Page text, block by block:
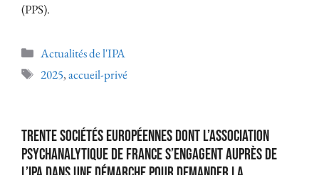
(PPS).
Actualités de l'IPA
2025,accueil-privé
Trente sociétés Européennes dont l’Association
psychanalytique de France s’engagent auprès de